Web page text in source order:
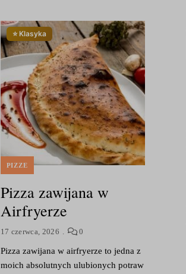
⭐ Klasyka
PIZZE
Pizza zawijana w
Airfryerze
17 czerwca, 2026 0
Pizza zawijana w airfryerze to jedna z
moich absolutnych ulubionych potraw